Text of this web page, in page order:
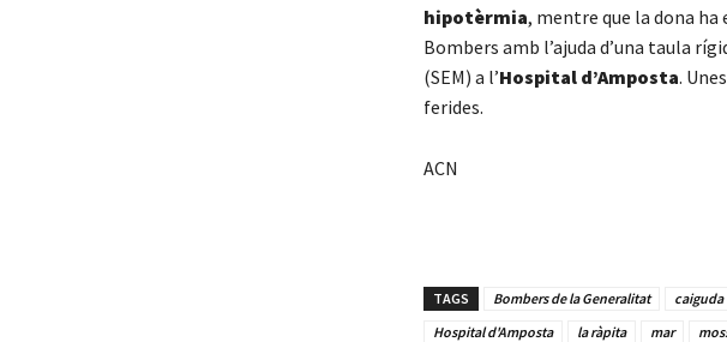
hipotèrmia, mentre que la dona
Bombers amb l’ajuda d’una taula
(SEM) a l’Hospital d’Amposta.
ferides.
ACN
TAGS Bombers de la Generalitat caiguda
Hospital d'Amposta
la ràpita mar